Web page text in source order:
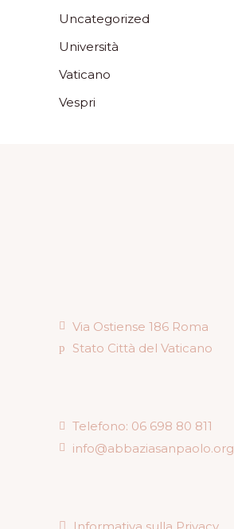
Uncategorized
Università
Vaticano
Vespri
Via Ostiense 186 Roma
Stato Città del Vaticano
Telefono: 06 698 80 811
info@abbaziasanpaolo.org